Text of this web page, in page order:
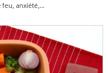
anxiété,...